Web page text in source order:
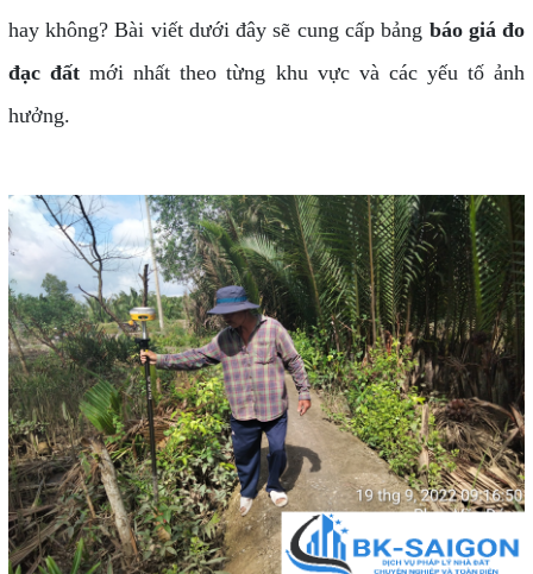
hay không? Bài viết dưới đây sẽ cung cấp bảng báo giá đo
đạc đấtmới nhất theo từng khu vực và các yếu tố ảnh
hưởng.